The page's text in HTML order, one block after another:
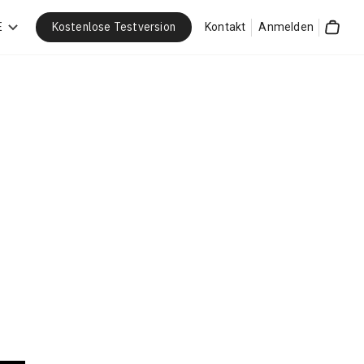
Kostenlose Testversion Kontakt Anmelden